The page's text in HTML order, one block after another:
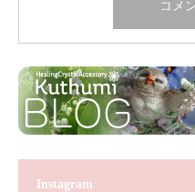
Instagram